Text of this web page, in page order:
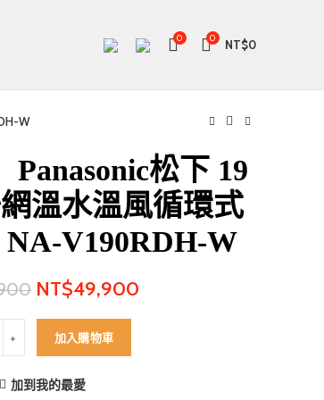
0 0 NT$0
W
Panasonic松下 19
溫水溫風循環式
V190RDH-W
NT$49,900
購】Panasonic松下 19公斤 智能聯網溫水溫風循環式滾筒
加入購物車
加到我的最愛